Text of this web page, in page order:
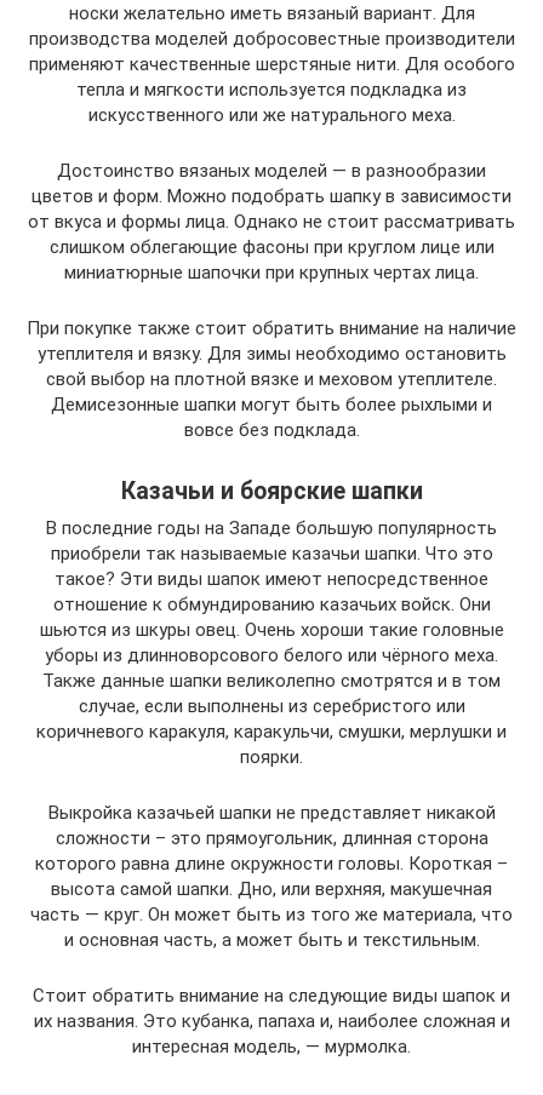
носки желательно иметь вязаный вариант. Для
производства моделей добросовестные производители
применяют качественные шерстяные нити. Для особого
тепла и мягкости используется подкладка из
искусственного или же натурального меха.
Достоинство вязаных моделей — в разнообразии
цветов и форм. Можно подобрать шапку в зависимости
от вкуса и формы лица. Однако не стоит рассматривать
слишком облегающие фасоны при круглом лице или
миниатюрные шапочки при крупных чертах лица.
При покупке также стоит обратить внимание на наличие
утеплителя и вязку. Для зимы необходимо остановить
свой выбор на плотной вязке и меховом утеплителе.
Демисезонные шапки могут быть более рыхлыми и
вовсе без подклада.
Казачьи и боярские шапки
В последние годы на Западе большую популярность
приобрели так называемые казачьи шапки. Что это
такое? Эти виды шапок имеют непосредственное
отношение к обмундированию казачьих войск. Они
шьются из шкуры овец. Очень хороши такие головные
уборы из длинноворсового белого или чёрного меха.
Также данные шапки великолепно смотрятся и в том
случае, если выполнены из серебристого или
коричневого каракуля, каракульчи, смушки, мерлушки и
поярки.
Выкройка казачьей шапки не представляет никакой
сложности – это прямоугольник, длинная сторона
которого равна длине окружности головы. Короткая –
высота самой шапки. Дно, или верхняя, макушечная
часть — круг. Он может быть из того же материала, что
и основная часть, а может быть и текстильным.
Стоит обратить внимание на следующие виды шапок и
их названия. Это кубанка, папаха и, наиболее сложная и
интересная модель, — мурмолка.